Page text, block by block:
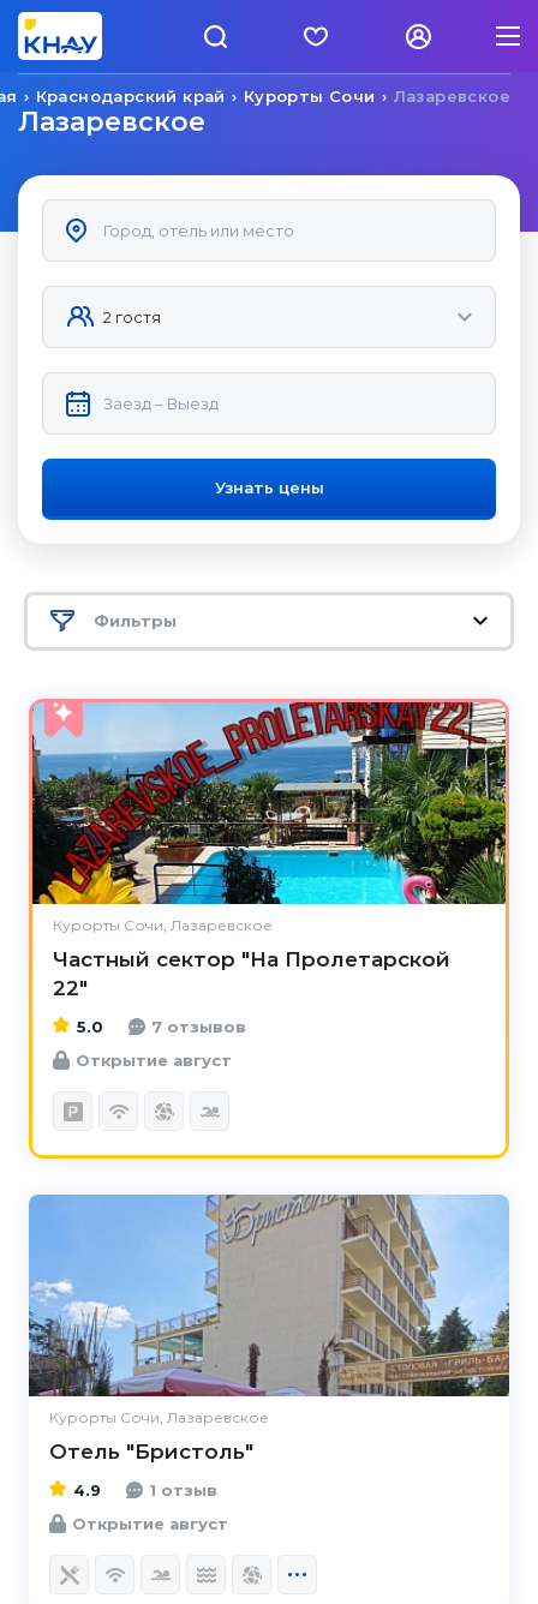
Лазаревское
Курорты Сочи
Краснодарский край
Лазаревское
Узнать цены
Фильтры
Курорты Сочи, Лазаревское
Частный сектор "На Пролетарской
22"
5.0
5.0
7 отзывов
Открытие август
Курорты Сочи, Лазаревское
Отель "Бристоль"
4.9
1 отзыв
Открытие август